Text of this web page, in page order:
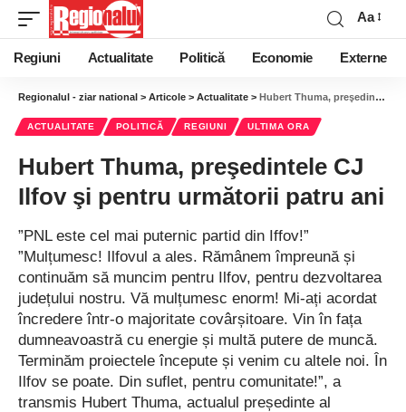
Aa
Regiuni Actualitate Politică Economie Externe
Regionalul - ziar national > Articole > Actualitate > Hubert Thuma, preşedintele CJ Ilfov şi pentru următorii patru ani
ACTUALITATE POLITICĂ REGIUNI ULTIMA ORA
Hubert Thuma, preşedintele CJ
Ilfov şi pentru următorii patru ani
”PNL este cel mai puternic partid din Iffov!”
”Mulțumesc! Ilfovul a ales. Rămânem împreună și
continuăm să muncim pentru Ilfov, pentru dezvoltarea
județului nostru. Vă mulțumesc enorm! Mi-ați acordat
încredere într-o majoritate covârșitoare. Vin în fața
dumneavoastră cu energie și multă putere de muncă.
Terminăm proiectele începute și venim cu altele noi. În
Ilfov se poate. Din suflet, pentru comunitate!”, a
transmis Hubert Thuma, actualul președinte al